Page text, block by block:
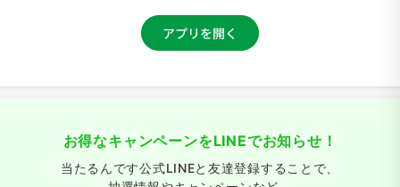
お得なキャンペーンをLINEでお知らせ！
当たるんです公式LINEと友達登録することで、